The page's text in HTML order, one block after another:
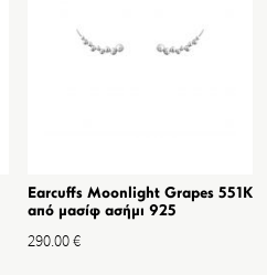
Earcuffs Moonlight Grapes 551K
από μασίφ ασήμι 925
290.00€